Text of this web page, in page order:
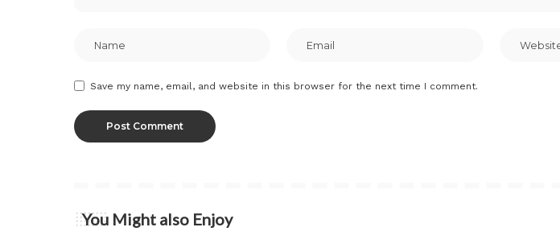
Save my name, email, and website in this browser for the next time I comment.
You Might also Enjoy
Cookeo Recettes